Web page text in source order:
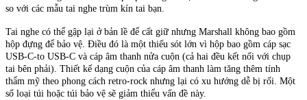
so với các mẫu tai nghe trùm kín tai bạn.
Tai nghe có thể gập lại ở bản lề để cất giữ nhưng Marshall không bao gồm
hộp đựng để bảo vệ. Điều đó là một thiếu sót lớn vì hộp bao gồm cáp sạc
USB-C-to USB-C và cáp âm thanh nửa cuộn (cả hai đều kết nối với chụp
tai bên phải). Thiết kế dạng cuộn của cáp âm thanh làm tăng thêm tính
thẩm mỹ theo phong cách retro-rock nhưng lại có xu hướng dễ bị rối. Một
số loại túi hoặc túi bảo vệ sẽ giảm thiểu vấn đề này.